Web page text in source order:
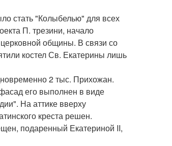
стать "Колыбелью" для всех
П. трезини, начало
общины. В связи со
костел Св. Екатерины лишь
2 тыс. Прихожан.
его выполнен в виде
На аттике вверху
креста решен.
подаренный Екатериной II,